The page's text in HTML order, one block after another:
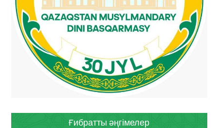
Ғибратты әңгімелер